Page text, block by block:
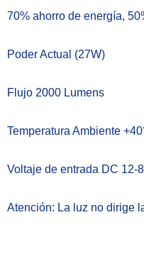
70% ahorro de energía,
Poder Actual (27W)
Flujo 2000 Lumens
Temperatura Ambiente
Voltaje de entrada DC 12-
Atención: La luz no dirige